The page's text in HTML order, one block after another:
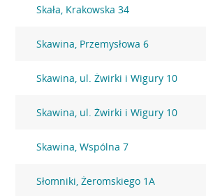
Skała, Krakowska 34
Skawina, Przemysłowa 6
Skawina, ul. Żwirki i Wigury 10
Skawina, ul. Żwirki i Wigury 10
Skawina, Wspólna 7
Słomniki, Żeromskiego 1A